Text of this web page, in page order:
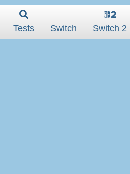
Tests Switch Switch 2